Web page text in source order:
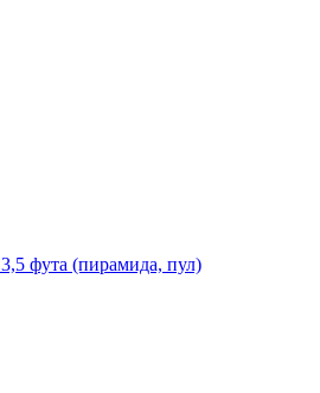
фута (пирамида, пул)